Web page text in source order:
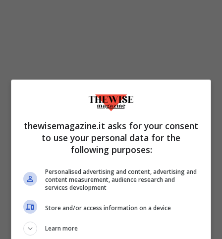
ULTIMI ARTICOLI
Sono Le 4 Auto Che
thewisemagazine.it asks for your consent
to use your personal data for the
following purposes:
Personalised advertising and content, advertising and
content measurement, audience research and
services development
Store and/or access information on a device
Learn more